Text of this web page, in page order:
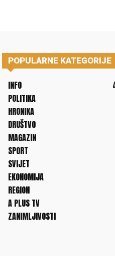
POPULARNE KATEGORIJE
INFO
POLITIKA
HRONIKA
DRUŠTVO
MAGAZIN
SPORT
SVIJET
EKONOMIJA
REGION
A PLUS TV
ZANIMLJIVOSTI